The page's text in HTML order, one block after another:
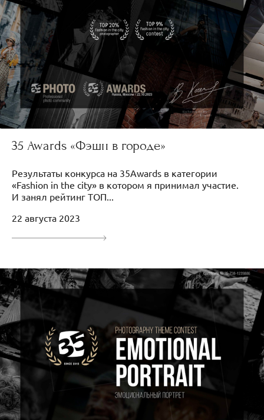
35 Awards «Фэшн в городе»
Результаты конкурса на 35Awards в категории
«Fashion in the city» в котором я принимал участие.
И занял рейтинг ТОП...
22 августа 2023